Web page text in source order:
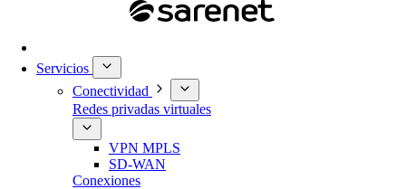
Servicios
Conectividad
Redes privadas virtuales
VPN MPLS
SD-WAN
Conexiones